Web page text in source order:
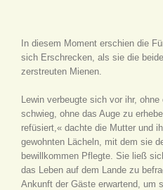
In diesem Moment erschien die
sich Erschrecken, als sie die
zerstreuten Mienen.
Lewin verbeugte sich vor ihr,
schwieg, ohne das Auge zu
refüsiert,« dachte die Mutter und
gewohnten Lächeln, mit dem sie
bewillkommen Pflegte. Sie ließ
das Leben auf dem Lande zu
Ankunft der Gäste erwartend, um